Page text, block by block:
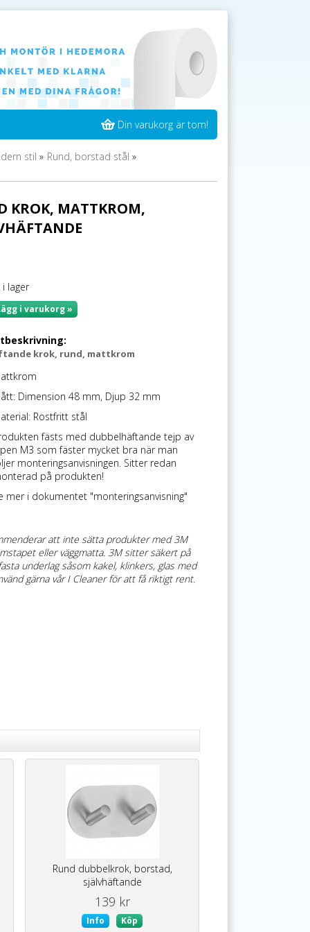
Din varukorg är tom!
stil » Rund, borstad stål »
KROK, MATTKROM,
i lager
i varukorg »
krok, rund, mattkrom
Dimension 48 mm, Djup 32 mm
Rostfritt stål
fästs med dubbelhäftande tejp av
M3 som fäster mycket bra när man
monteringsanvisningen. Sitter redan
på produkten!
mer i dokumentet "monteringsanvisning"
att inte sätta produkter med 3M
eller väggmatta. 3M sitter säkert på
underlag såsom kakel, klinkers, glas med
gärna vår I Cleaner för att få riktigt rent.
Rund dubbelkrok, borstad,
självhäftande
139 kr
Info Köp